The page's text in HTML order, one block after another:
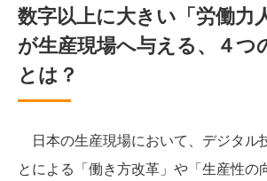
数字以上に大きい「労働力
が生産現場へ与える、４つ
とは？
日本の生産現場において、デジタル
とによる「働き方改革」や「生産性の